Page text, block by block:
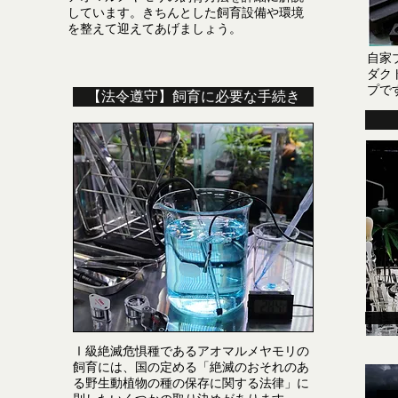
しています。きちんとした飼育設備や環境
を整えて迎えてあげましょう。
【法令遵守】飼育に必要な手続き
Ⅰ級絶滅危惧種であるアオマルメヤモリの
飼育には、国の定める「絶滅のおそれのあ
る野生動植物の種の保存に関する法律」に
自家
ダク
プで